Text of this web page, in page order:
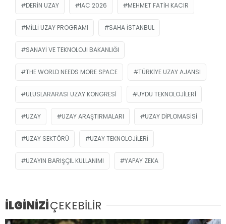
DERIN UZAY IAC 2026 MEHMET FATIH KACIR
MILLI UZAY PROGRAMI SAHA İSTANBUL
SANAYI VE TEKNOLOJI BAKANLIĞI
THE WORLD NEEDS MORE SPACE TÜRKIYE UZAY AJANSI
ULUSLARARASI UZAY KONGRESI UYDU TEKNOLOJILERI
UZAY UZAY ARAŞTIRMALARI UZAY DIPLOMASISI
UZAY SEKTÖRÜ UZAY TEKNOLOJILERI
UZAYIN BARIŞÇIL KULLANIMI YAPAY ZEKA
İLGİNİZİÇEKEBİLİR